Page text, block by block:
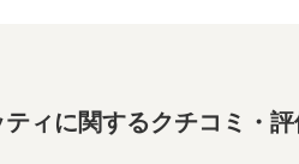
ィに関するクチコミ・評